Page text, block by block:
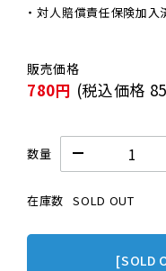
・ 対人賠償責任保険加入
780円 (税込価格
数量
在庫数 SOLD OUT
[SOLD